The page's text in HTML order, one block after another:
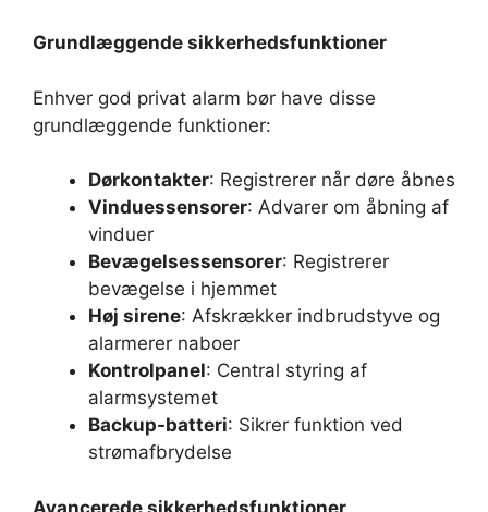
Grundlæggende sikkerhedsfunktioner
Enhver god privat alarm bør have disse
grundlæggende funktioner:
Dørkontakter: Registrerer når døre åbnes
Vinduessensorer: Advarer om åbning af
vinduer
Bevægelsessensorer: Registrerer
bevægelse i hjemmet
Høj sirene: Afskrækker indbrudstyve og
alarmerer naboer
Kontrolpanel: Central styring af
alarmsystemet
Backup-batteri: Sikrer funktion ved
strømafbrydelse
Avancerede sikkerhedsfunktioner